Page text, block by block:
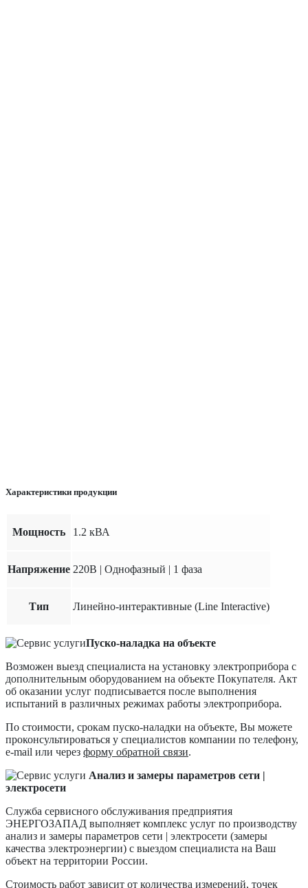
Характеристики продукции
Мощность 1.2 кВА
Напряжение 220В | Однофазный | 1 фаза
Тип Линейно-интерактивные (Line Interactive)
Пуско-наладка на объекте
Возможен выезд специалиста на установку электроприбора с
дополнительным оборудованием на объекте Покупателя. Акт
об оказании услуг подписывается после выполнения
испытаний в различных режимах работы электроприбора.
По стоимости, срокам пуско-наладки на объекте, Вы можете
проконсультироваться у специалистов компании по телефону,
e-mail или через форму обратной связи.
Анализ и замеры параметров сети |
электросети
Служба сервисного обслуживания предприятия
ЭНЕРГОЗАПАД выполняет комплекс услуг по производству
анализ и замеры параметров сети | электросети (замеры
качества электроэнергии) с выездом специалиста на Ваш
объект на территории России.
Стоимость работ зависит от количества измерений, точек